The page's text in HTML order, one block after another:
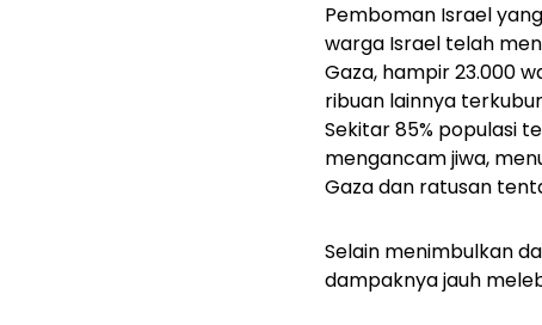
Pemboman Israel
warga Israel telah
Gaza, hampir 23.000
ribuan lainnya
Sekitar 85% populasi
mengancam jiwa,
Gaza dan ratusan
Selain menimbulkan
dampaknya jauh